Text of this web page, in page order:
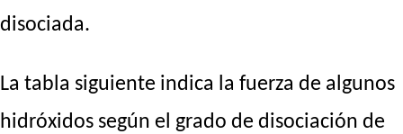
disociada.
La tabla siguiente indica la fuerza de algunos
hidróxidos según el grado de disociación de